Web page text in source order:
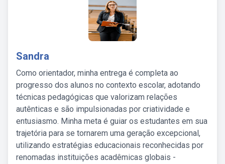
Sandra
Como orientador, minha entrega é completa ao
progresso dos alunos no contexto escolar, adotando
técnicas pedagógicas que valorizam relações
autênticas e são impulsionadas por criatividade e
entusiasmo. Minha meta é guiar os estudantes em sua
trajetória para se tornarem uma geração excepcional,
utilizando estratégias educacionais reconhecidas por
renomadas instituições acadêmicas globais -